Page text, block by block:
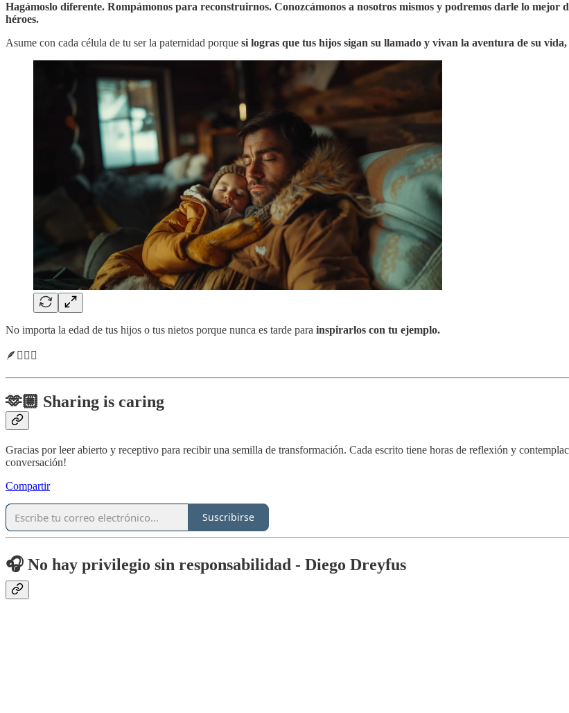
Hagámoslo diferente. Rompámonos para reconstruirnos. Conozcámonos a nosotros mismos y podremos darle lo mejor
héroes.
Asume con cada célula de tu ser la paternidad porque si logras que tus hijos sigan su llamado y vivan la aventura de su
No importa la edad de tus hijos o tus nietos porque nunca es tarde para inspirarlos con tu ejemplo.
🪶🧙🏼‍♂️
🫶🏼 Sharing is caring
Gracias por leer abierto y receptivo para recibir una semilla de transformación. Cada escrito tiene horas de reflexión y
conversación!
Compartir
Suscribirse
🎧 No hay privilegio sin responsabilidad - Diego Dreyfus